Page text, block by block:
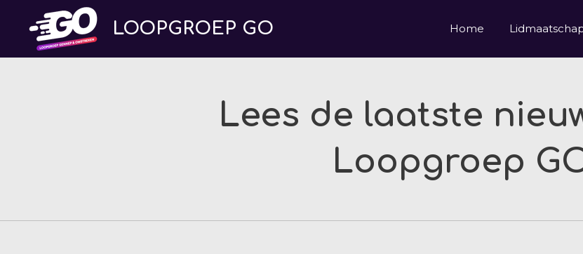
direct
LOOPGROEP GO Home
Lees de laatste
Loopgroep